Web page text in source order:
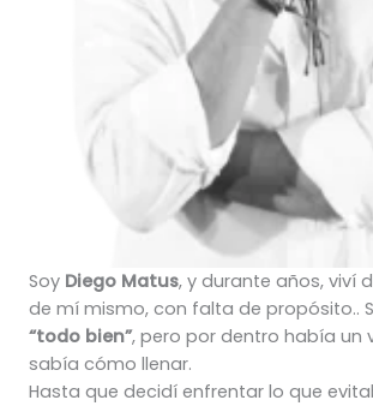
Soy Diego Matus, y durante años, viví
de mí mismo, con falta de propósito..
“todo bien”, pero por dentro había un
sabía cómo llenar.
Hasta que decidí enfrentar lo que